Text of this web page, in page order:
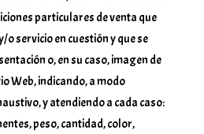
particulares de venta que
servicio en cuestión y que se
o, en su caso, imagen de
Web, indicando, a modo
y atendiendo a cada caso:
peso, cantidad, color,